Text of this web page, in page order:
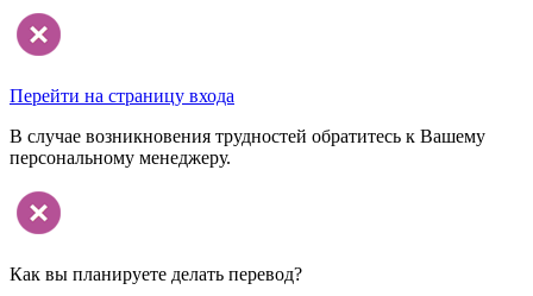
Перейти на страницу входа
В случае возникновения трудностей обратитесь к Вашему
персональному менеджеру.
Как вы планируете делать перевод?